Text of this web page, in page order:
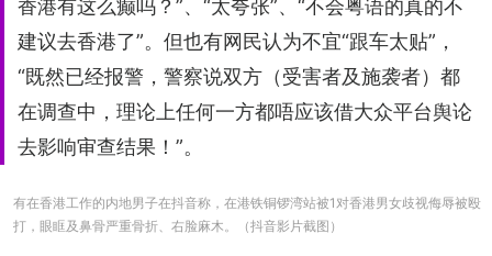
香港有这么癫吗？”、“太夸张”、“不会粤语的真的不
建议去香港了”。但也有网民认为不宜“跟车太贴”，
“既然已经报警，警察说双方（受害者及施袭者）都
在调查中，理论上任何一方都唔应该借大众平台舆论
去影响审查结果！”。
有在香港工作的内地男子在抖音称，在港铁铜锣湾站被1对香港男女歧视侮辱被殴
打，眼眶及鼻骨严重骨折、右脸麻木。（抖音影片截图）